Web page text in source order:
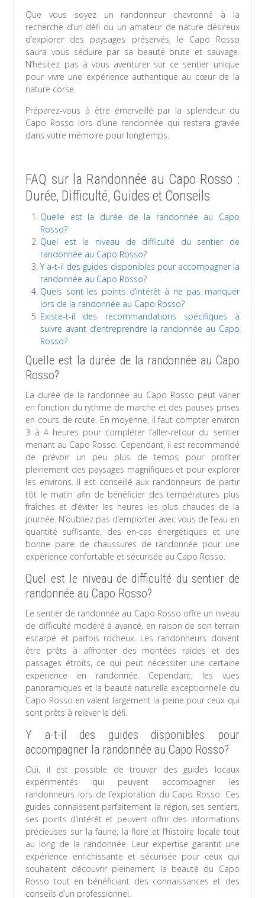
Que vous soyez un randonneur chevronné à la
recherche d’un défi ou un amateur de nature désireux
d’explorer des paysages préservés, le Capo Rosso
saura vous séduire par sa beauté brute et sauvage.
N’hésitez pas à vous aventurer sur ce sentier unique
pour vivre une expérience authentique au cœur de la
nature corse.
Préparez-vous à être émerveillé par la splendeur du
Capo Rosso lors d’une randonnée qui restera gravée
dans votre mémoire pour longtemps.
FAQ sur la Randonnée au Capo Rosso :
Durée, Difficulté, Guides et Conseils
Quelle est la durée de la randonnée au Capo
Rosso?
Quel est le niveau de difficulté du sentier de
randonnée au Capo Rosso?
Y a-t-il des guides disponibles pour accompagner la
randonnée au Capo Rosso?
Quels sont les points d’intérêt à ne pas manquer
lors de la randonnée au Capo Rosso?
Existe-t-il des recommandations spécifiques à
suivre avant d’entreprendre la randonnée au Capo
Rosso?
Quelle est la durée de la randonnée au Capo
Rosso?
La durée de la randonnée au Capo Rosso peut varier
en fonction du rythme de marche et des pauses prises
en cours de route. En moyenne, il faut compter environ
3 à 4 heures pour compléter l’aller-retour du sentier
menant au Capo Rosso. Cependant, il est recommandé
de prévoir un peu plus de temps pour profiter
pleinement des paysages magnifiques et pour explorer
les environs. Il est conseillé aux randonneurs de partir
tôt le matin afin de bénéficier des températures plus
fraîches et d’éviter les heures les plus chaudes de la
journée. N’oubliez pas d’emporter avec vous de l’eau en
quantité suffisante, des en-cas énergétiques et une
bonne paire de chaussures de randonnée pour une
expérience confortable et sécurisée au Capo Rosso.
Quel est le niveau de difficulté du sentier de
randonnée au Capo Rosso?
Le sentier de randonnée au Capo Rosso offre un niveau
de difficulté modéré à avancé, en raison de son terrain
escarpé et parfois rocheux. Les randonneurs doivent
être prêts à affronter des montées raides et des
passages étroits, ce qui peut nécessiter une certaine
expérience en randonnée. Cependant, les vues
panoramiques et la beauté naturelle exceptionnelle du
Capo Rosso en valent largement la peine pour ceux qui
sont prêts à relever le défi.
Y a-t-il des guides disponibles pour
accompagner la randonnée au Capo Rosso?
Oui, il est possible de trouver des guides locaux
expérimentés qui peuvent accompagner les
randonneurs lors de l’exploration du Capo Rosso. Ces
guides connaissent parfaitement la région, ses sentiers,
ses points d’intérêt et peuvent offrir des informations
précieuses sur la faune, la flore et l’histoire locale tout
au long de la randonnée. Leur expertise garantit une
expérience enrichissante et sécurisée pour ceux qui
souhaitent découvrir pleinement la beauté du Capo
Rosso tout en bénéficiant des connaissances et des
conseils d’un professionnel.